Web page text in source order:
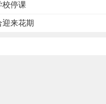
校停课
来花期